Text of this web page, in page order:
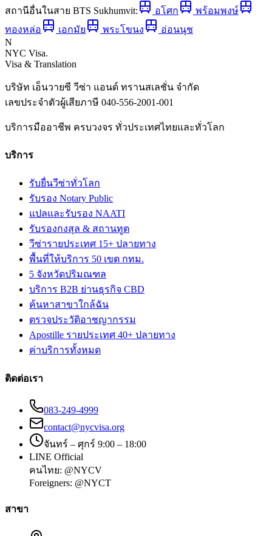
สถานีอื่นในสาย BTS Sukhumvit: อโศก
พร้อมพงษ์
ทองหล่อ
เอกมัย พระโขนง
อ่อนนุช
N
NYC Visa.
Visa & Translation
บริษัท เอ็นวายซี วีซ่า แอนด์ ทรานสเลชั่น จำกัด
เลขประจำตัวผู้เสียภาษี 040-556-2001-001
บริการมืออาชีพ ครบวงจร ทั่วประเทศไทยและทั่วโลก
บริการ
รับยื่นวีซ่าทั่วโลก
รับรอง Notary Public
แปลและรับรอง NAATI
รับรองกงสุล & สถานทูต
วีซ่ารายประเทศ 15+ ปลายทาง
พื้นที่ให้บริการ 50 เขต กทม.
5 จังหวัดปริมณฑล
บริการ B2B ย่านธุรกิจ CBD
ค้นหาสาขาใกล้ฉัน
ตรวจประวัติอาชญากรรม
Apostille รายประเทศ 40+ ปลายทาง
ค่าบริการทั้งหมด
ติดต่อเรา
083-249-4999
contact@nycvisa.org
จันทร์ – ศุกร์ 9:00 – 18:00
LINE Official
คนไทย: @NYCV
Foreigners: @NYCT
สาขา